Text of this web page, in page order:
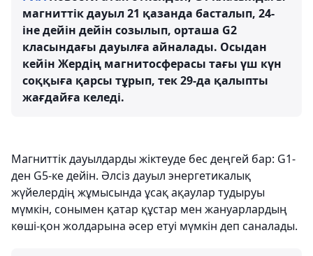
магниттік дауыл 21 қазанда басталып, 24-
іне дейін дейін созылып, орташа G2
класындағы дауылға айналады. Осыдан
кейін Жердің магнитосферасы тағы үш күн
соққыға қарсы тұрып, тек 29-да қалыпты
жағдайға келеді.
Магниттік дауылдарды жіктеуде бес деңгей бар: G1-
ден G5-ке дейін. Әлсіз дауыл энергетикалық
жүйелердің жұмысында ұсақ ақаулар тудыруы
мүмкін, сонымен қатар құстар мен жануарлардың
көші-қон жолдарына әсер етуі мүмкін деп саналады.